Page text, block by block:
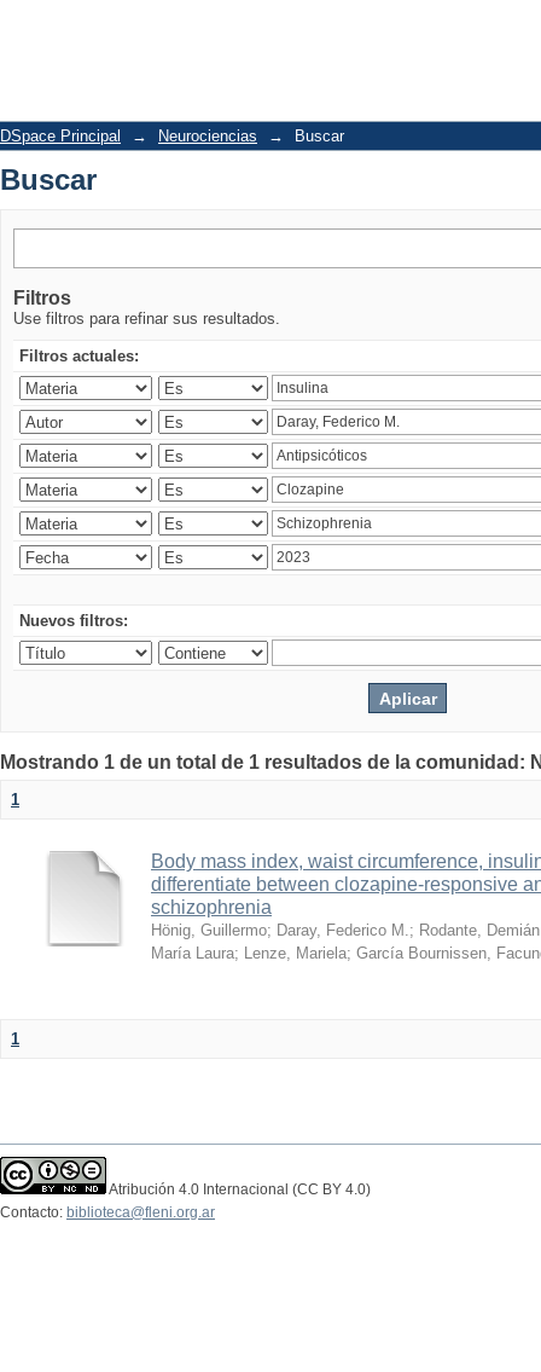
DSpace Principal → Neurociencias → Buscar
Buscar
Filtros
Use filtros para refinar sus resultados.
Filtros actuales:
Nuevos filtros:
Mostrando 1 de un total de 1 resultados de la comunidad:
1
Body mass index, waist circumference,
differentiate between clozapine-responsive
schizophrenia
Hönig, Guillermo; Daray, Federico M.; Rodante, Demián
María Laura; Lenze, Mariela; García Bournissen,
1
Atribución 4.0 Internacional (CC BY 4.0)
Contacto: biblioteca@fleni.org.ar